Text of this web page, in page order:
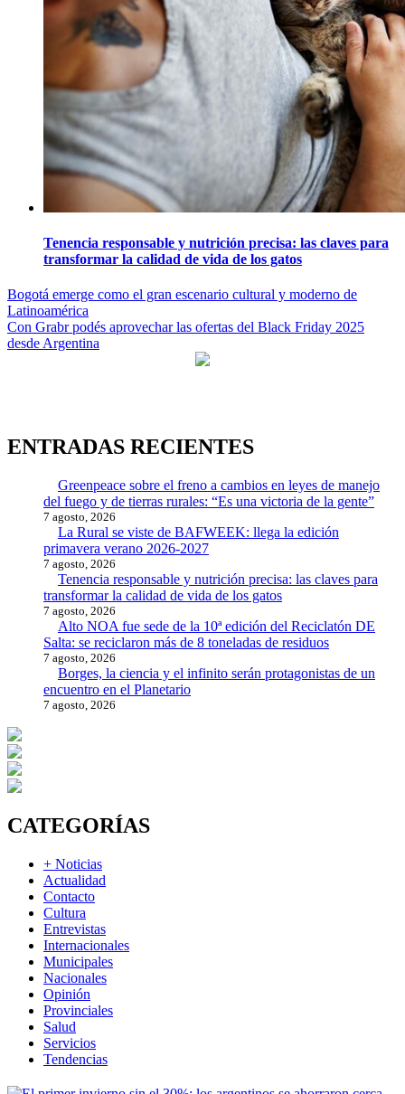
Tenencia responsable y nutrición precisa: las claves para
transformar la calidad de vida de los gatos
Navegación
de
entradas
Bogotá emerge como el gran escenario cultural y moderno de
Latinoamérica
Con Grabr podés aprovechar las ofertas del Black Friday 2025
desde Argentina
ENTRADAS RECIENTES
Greenpeace sobre el freno a cambios en leyes de manejo
del fuego y de tierras rurales: “Es una victoria de la gente”
7 agosto, 2026
La Rural se viste de BAFWEEK: llega la edición
primavera verano 2026-2027
7 agosto, 2026
Tenencia responsable y nutrición precisa: las claves para
transformar la calidad de vida de los gatos
7 agosto, 2026
Alto NOA fue sede de la 10ª edición del Reciclatón DE
Salta: se reciclaron más de 8 toneladas de residuos
7 agosto, 2026
Borges, la ciencia y el infinito serán protagonistas de un
encuentro en el Planetario
7 agosto, 2026
CATEGORÍAS
+ Noticias
Actualidad
Contacto
Cultura
Entrevistas
Internacionales
Municipales
Nacionales
Opinión
Provinciales
Salud
Servicios
Tendencias